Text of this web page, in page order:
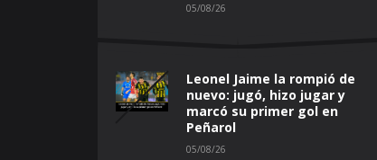
05/08/26
Leonel Jaime la rompió de
nuevo: jugó, hizo jugar y
marcó su primer gol en
Peñarol
05/08/26